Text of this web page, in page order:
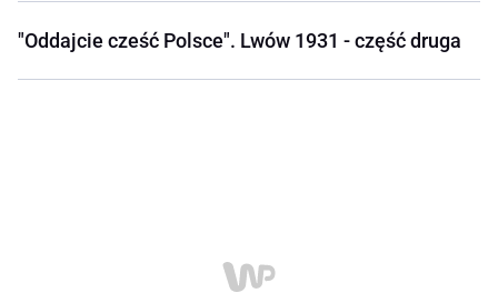
"Oddajcie cześć Polsce". Lwów 1931 - część druga